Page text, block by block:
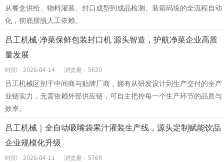
从餐盒供给、物料灌装、封口成型到成品检测、装箱码垛的全流程自动
化，彻底摆脱人工依赖。
吕工机械·净菜保鲜包装封口机 源头智造，护航净菜企业高质
量发展
时间：2026-04-14 浏览量：5620
吕工机械区别于中间商与贴牌厂商，拥有从研发设计到生产交付的全产
业链实力，无需依赖外部供应链，可自主把控每一个生产环节的品质与
效率。
吕工机械｜全自动吸嘴袋果汁灌装生产线，源头定制赋能饮品
企业规模化升级
时间：2026-04-11 浏览量：5768